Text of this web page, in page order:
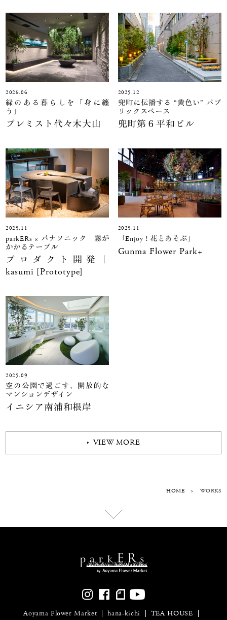
2026.06
緑のある暮らしを「身に纏
う」
プレミスト代々木大山
2025.12
兜町に伝播する “黄色い” パブ
リックスペース
兜町第６平和ビル
2025.11
parkERs × パナソニック 霧が
かかるテーブル
プロダクト開発｜
kasumi [Prototype]
2025.11
「Enjoy ! 花とあそぶ」
Gunma Flower Park+
2025.09
空の公園で過ごす、開放的な
マンションデザイン
イニシア南浦和根岸
VIEW MORE
HOME> WORKS
Aoyama Flower Market hana-kichi TEA HOUSE